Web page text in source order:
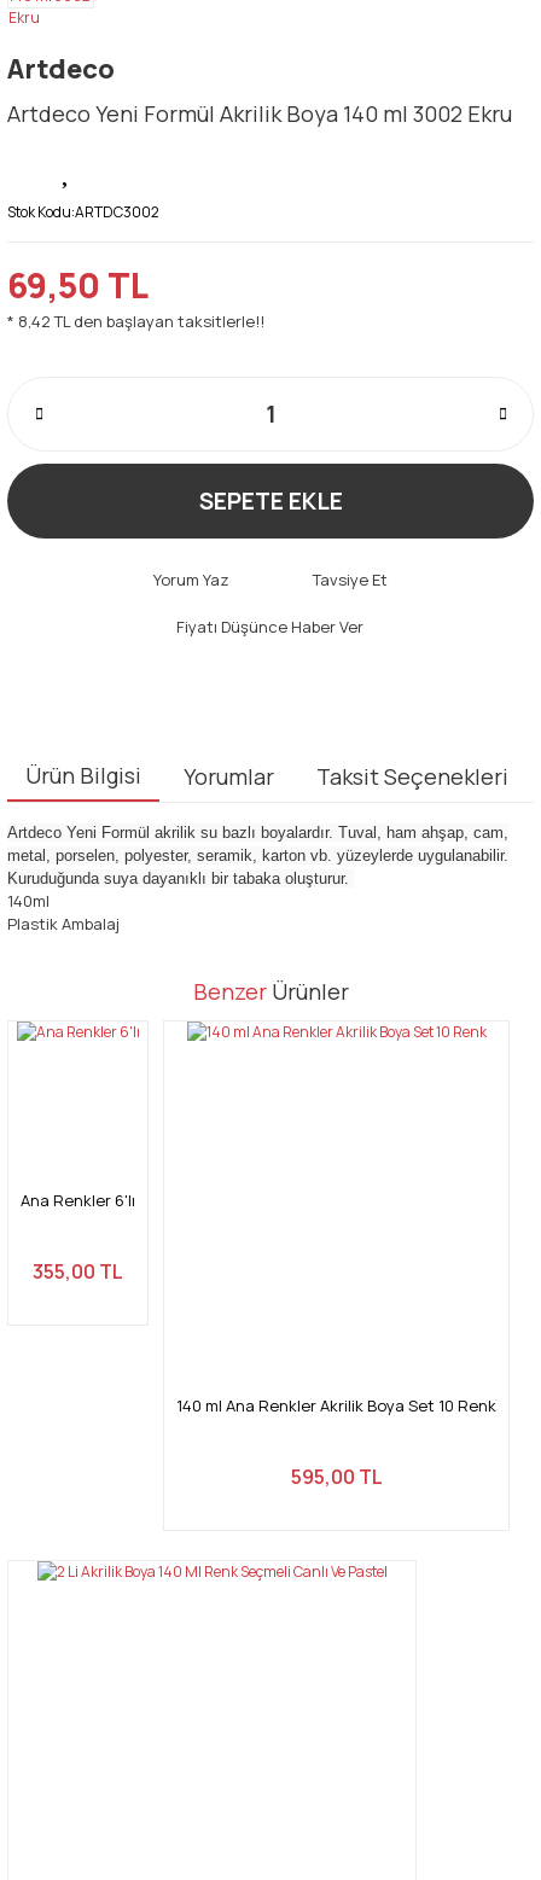
Artdeco
Artdeco Yeni Formül Akrilik Boya 140 ml 3002 Ekru
Stok Kodu:ARTDC3002
69,50 TL
* 8,42 TL den başlayan taksitlerle!!
SEPETE EKLE
Yorum Yaz Tavsiye Et
Fiyatı Düşünce Haber Ver
Ürün Bilgisi Yorumlar Taksit Seçenekleri
Artdeco Yeni Formül akrilik su bazlı boyalardır. Tuval, ham ahşap, cam,
metal, porselen, polyester, seramik, karton vb. yüzeylerde uygulanabilir.
Kuruduğunda suya dayanıklı bir tabaka oluşturur.
140ml
Plastik Ambalaj
Bu ürüne ilk yorumu siz yapın!
Bu ürünün fiyat bilgisi, resim, ürün açıklamalarında ve diğer
tarafımıza iletebilirsiniz.
Gönder
Benzer Ürünler
Ana Renkler 6'lı
355,00 TL
140 ml Ana Renkler Akrilik Boya Set 10 Renk
595,00 TL